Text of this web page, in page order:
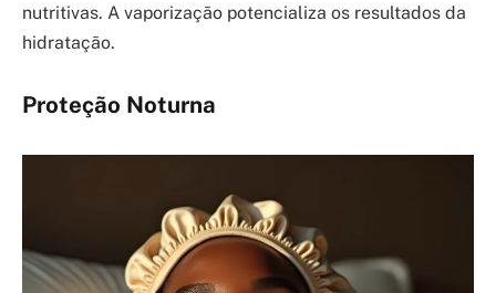
nutritivas. A vaporização potencializa os resultados da
hidratação.
Proteção Noturna